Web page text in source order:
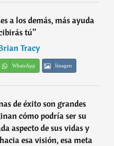
a los demás, más ayuda
tú”
Tracy
WhatsApp Imagen
de éxito son grandes
cómo podría ser su
aspecto de sus vidas y
esa visión, esa meta